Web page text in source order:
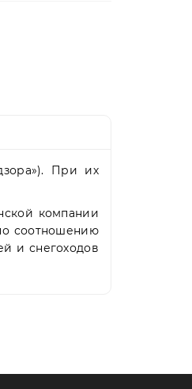
При их
компании
соотношению
и снегоходов